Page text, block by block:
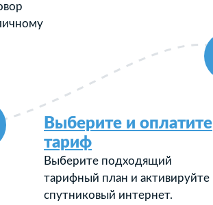
Выберите и оплатите
тариф
Выберите подходящий
тарифный план и активируйте
спутниковый интернет.